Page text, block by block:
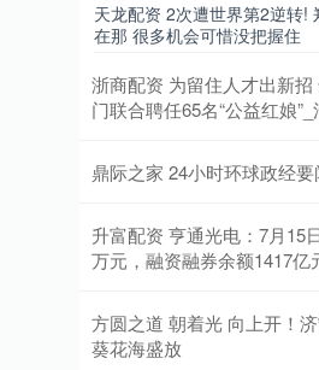
天龙配资 2次遭世界第2逆转!
在那 很多机会可惜没把握住
浙商配资 为留住人才出新
门联合聘任65名“公益红娘
鼎际之家 24小时环球政经
升富配资 亨通光电：7月15
万元，融资融券余额1417亿
方圆之道 朝着光 向上开！
葵花海盛放